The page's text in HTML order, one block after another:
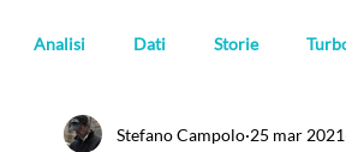
Analisi Dati Storie
Stefano Campolo 25 mar 2021